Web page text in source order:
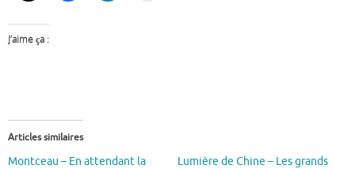
J’aime ça :
Articles similaires
Montceau – En attendant la
Lumière de Chine – Les grands